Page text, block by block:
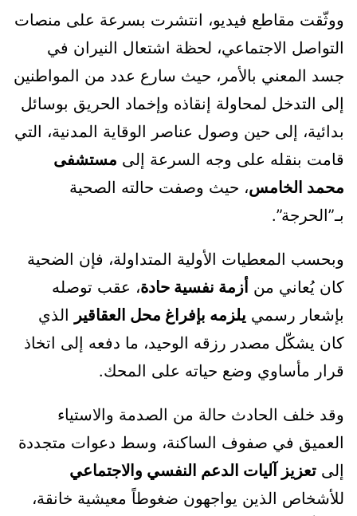
ووثّقت مقاطع فيديو، انتشرت بسرعة على منصات
التواصل الاجتماعي، لحظة اشتعال النيران في
جسد المعني بالأمر، حيث سارع عدد من المواطنين
إلى التدخل لمحاولة إنقاذه وإخماد الحريق بوسائل
بدائية، إلى حين وصول عناصر الوقاية المدنية، التي
قامت بنقله على وجه السرعة إلى مستشفى
محمد الخامس، حيث وصفت حالته الصحية
بـ”الحرجة”.
وبحسب المعطيات الأولية المتداولة، فإن الضحية
كان يُعاني من أزمة نفسية حادة، عقب توصله
بإشعار رسمي يلزمه بإفراغ محل العقاقير الذي
كان يشكّل مصدر رزقه الوحيد، ما دفعه إلى اتخاذ
قرار مأساوي وضع حياته على المحك.
وقد خلف الحادث حالة من الصدمة والاستياء
العميق في صفوف الساكنة، وسط دعوات متجددة
إلى تعزيز آليات الدعم النفسي والاجتماعي
للأشخاص الذين يواجهون ضغوطاً معيشية خانقة،